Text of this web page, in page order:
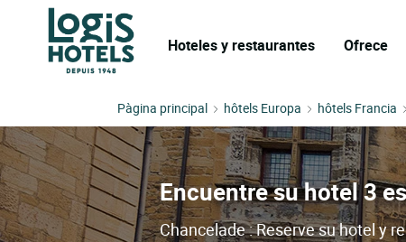
Hoteles y restaurantes Ofrece
Pàgina principal hôtels Europa hôtels Francia
Encuentre su hotel 3
Chancelade : Reserve su hotel y